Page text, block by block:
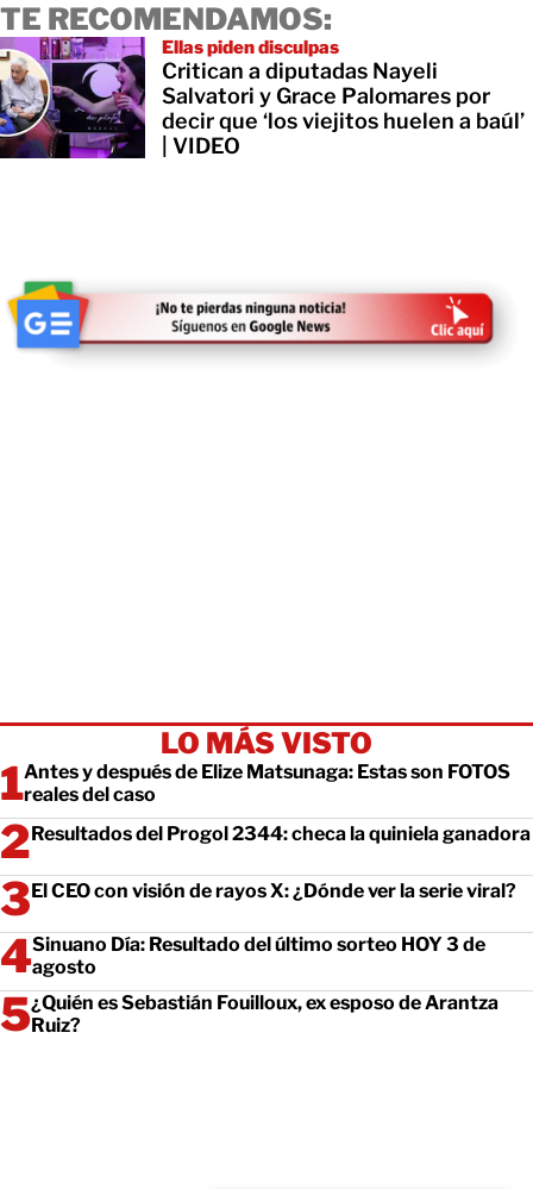
TE RECOMENDAMOS:
Ellas piden disculpas
Critican a diputadas Nayeli
Salvatori y Grace Palomares por
decir que ‘los viejitos huelen a baúl’
| VIDEO
LO MÁS VISTO
Antes y después de Elize Matsunaga: Estas son FOTOS
reales del caso
Resultados del Progol 2344: checa la quiniela ganadora
El CEO con visión de rayos X: ¿Dónde ver la serie viral?
Sinuano Día: Resultado del último sorteo HOY 3 de
agosto
¿Quién es Sebastián Fouilloux, ex esposo de Arantza
Ruiz?